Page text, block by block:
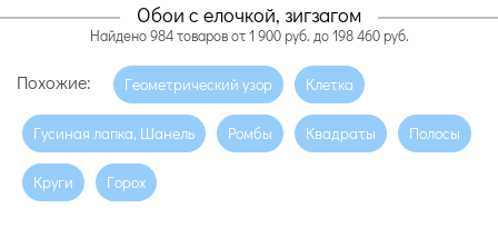
Обои с елочкой, зигзагом
Найдено 984 товаров от 1 900 руб. до 198 460 руб.
Похожие: Геометрический узор Клетка
Гусиная лапка, Шанель Ромбы Квадраты Полосы
Круги Горох